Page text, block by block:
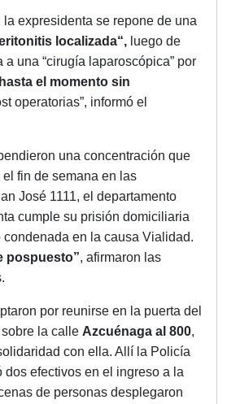
expresidenta se repone de una
localizada“, luego de
a una “cirugía laparoscópica” por
el momento sin
operatorias”, informó el
una concentración que
fin de semana en las
José 1111, el departamento
cumple su prisión domiciliaria
condenada en la causa Vialidad.
pospuesto”, afirmaron las
por reunirse en la puerta del
la calle Azcuénaga al 800,
con ella. Allí la Policía
dos efectivos en el ingreso a la
de personas desplegaron